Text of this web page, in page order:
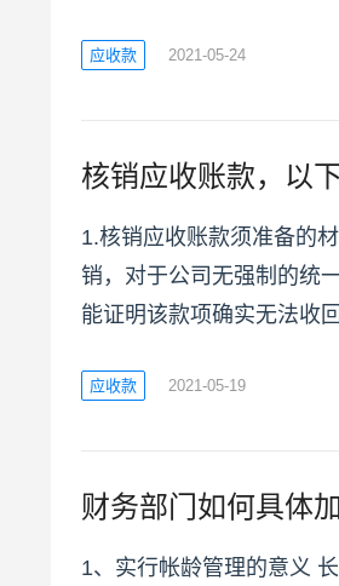
应收款 2021-05-24
核销应收账款，以
1.核销应收账款须准备的
销，对于公司无强制的统
能证明该款项确实无法收
应收款 2021-05-19
财务部门如何具体
1、实行帐龄管理的意义